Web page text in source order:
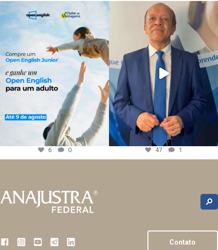
6 0 47 1
Contato